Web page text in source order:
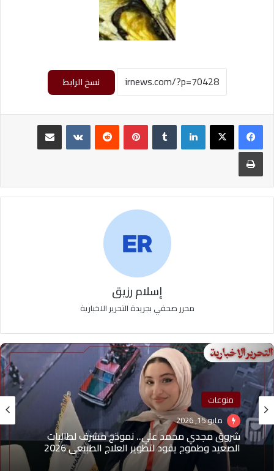
نسخ الرابط
لينكدإن بينتيريست
طباعة
إسلام رزيق
محرر صحفي بجريدة التحرير الاخبارية
منوعات
مايو 15, 2026
شروق مجدي محمد علي.. نموذج مشرف لطالبات
الصعيد وطموح يقود لتطوير العلاج الطبيعي 2026
منوعات
مايو 1, 2026